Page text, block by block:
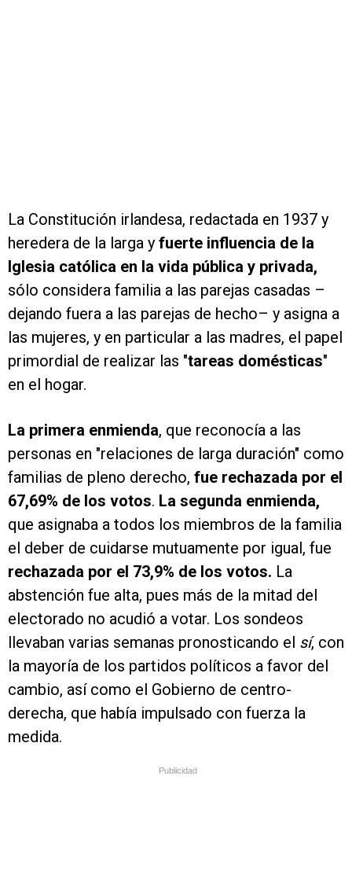
La Constitución irlandesa, redactada en 1937 y
heredera de la larga y fuerte influencia de la
Iglesia católica en la vida pública y privada,
sólo considera familia a las parejas casadas –
dejando fuera a las parejas de hecho– y asigna a
las mujeres, y en particular a las madres, el papel
primordial de realizar las "tareas domésticas"
en el hogar.
La primera enmienda, que reconocía a las
personas en "relaciones de larga duración" como
familias de pleno derecho, fue rechazada por el
67,69% de los votos. La segunda enmienda,
que asignaba a todos los miembros de la familia
el deber de cuidarse mutuamente por igual, fue
rechazada por el 73,9% de los votos. La
abstención fue alta, pues más de la mitad del
electorado no acudió a votar. Los sondeos
llevaban varias semanas pronosticando el sí, con
la mayoría de los partidos políticos a favor del
cambio, así como el Gobierno de centro-
derecha, que había impulsado con fuerza la
medida.
Publicidad